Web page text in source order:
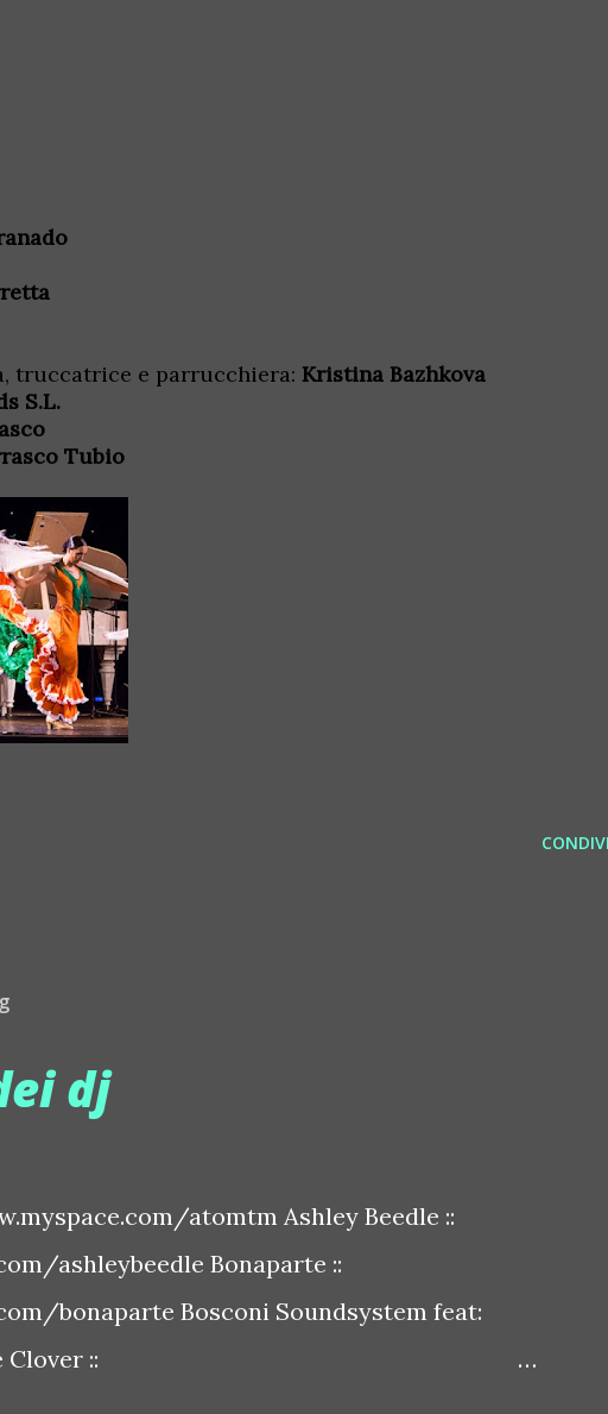
truccatrice e parrucchiera: Kristina Bazhkova
S.L.
Tubio
dj
atomtm Ashley Beedle ::
ashleybeedle Bonaparte ::
bonaparte Bosconi Soundsystem feat:
Clover ::